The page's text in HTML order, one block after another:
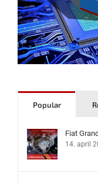
Popular
Fiat
14. april